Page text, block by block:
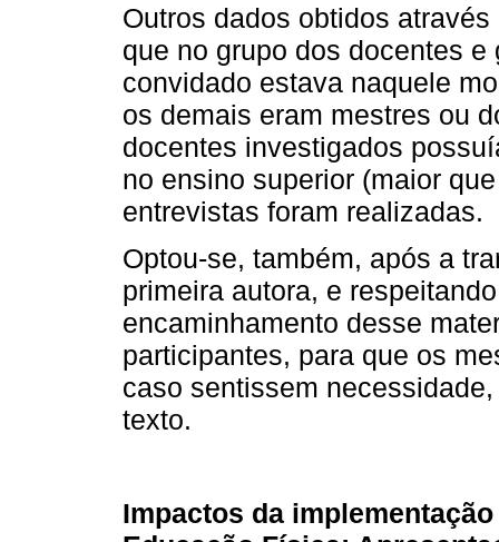
Outros dados obtidos
que no grupo dos docentes
convidado estava naquele
os demais eram mestres ou
docentes investigados
no ensino superior (maior
entrevistas foram realizadas.
Optou-se, também, após a
primeira autora, e
encaminhamento desse
participantes, para que os
caso sentissem
texto.
Impactos da